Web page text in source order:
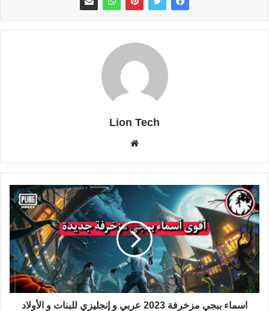
Lion Tech
اسماء ببجي مزخرفة 2023 عربي و إنجليزي للبنات و الأولاد